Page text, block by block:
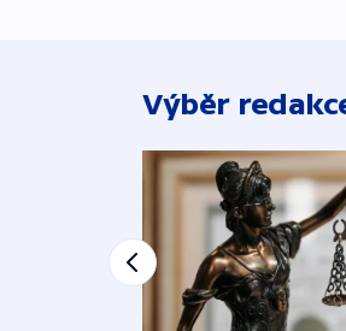
Výběr